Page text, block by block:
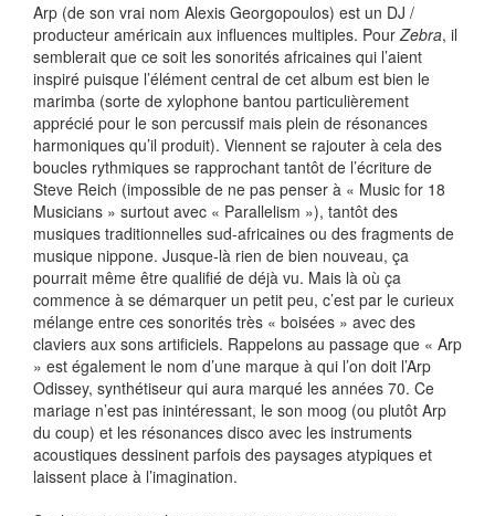
Arp (de son vrai nom Alexis Georgopoulos) est un DJ /
producteur américain aux influences multiples. PourZebra, il
semblerait que ce soit les sonorités africaines qui l’aient
inspiré puisque l’élément central de cet album est bien le
marimba (sorte de xylophone bantou particulièrement
apprécié pour le son percussif mais plein de résonances
harmoniques qu’il produit). Viennent se rajouter à cela des
boucles rythmiques se rapprochant tantôt de l’écriture de
Steve Reich (impossible de ne pas penser à « Music for 18
Musicians » surtout avec « Parallelism »), tantôt des
musiques traditionnelles sud-africaines ou des fragments de
musique nippone. Jusque-là rien de bien nouveau, ça
pourrait même être qualifié de déjà vu. Mais là où ça
commence à se démarquer un petit peu, c’est par le curieux
mélange entre ces sonorités très « boisées » avec des
claviers aux sons artificiels. Rappelons au passage que « Arp
» est également le nom d’une marque à qui l’on doit l’Arp
Odissey, synthétiseur qui aura marqué les années 70. Ce
mariage n’est pas inintéressant, le son moog (ou plutôt Arp
du coup) et les résonances disco avec les instruments
acoustiques dessinent parfois des paysages atypiques et
laissent place à l’imagination.